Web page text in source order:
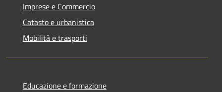
Imprese e Commercio
Catasto e urbanistica
Mobilità e trasporti
Educazione e formazione